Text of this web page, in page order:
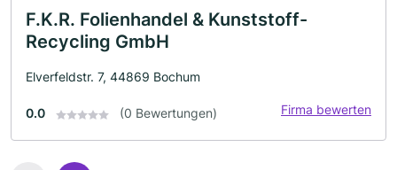
F.K.R. Folienhandel & Kunststoff-
Recycling GmbH
Elverfeldstr. 7, 44869 Bochum
0.0 (0 Bewertungen) Firma bewerten